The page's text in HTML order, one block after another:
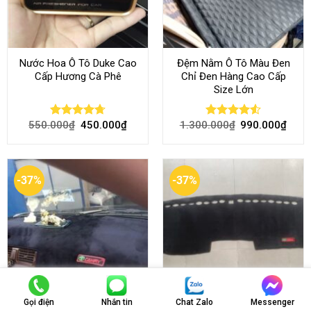
Nước Hoa Ô Tô Duke Cao
Cấp Hương Cà Phê
Rated4.70
550.000₫ 450.000₫
Đệm Nằm Ô Tô Màu Đen
Chỉ Đen Hàng Cao Cấp
Size Lớn
Rated 4.54
1.300.000₫ 990.000₫
-37% -37%
Gọi điện Nhắn tin Chat Zalo Messenger